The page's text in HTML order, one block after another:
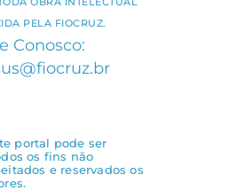
PELA FIOCRUZ.
Conosco:
portal pode ser
os fins não
e reservados os